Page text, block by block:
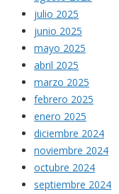
julio 2025
junio 2025
mayo 2025
abril 2025
marzo 2025
febrero 2025
enero 2025
diciembre 2024
noviembre 2024
octubre 2024
septiembre 2024